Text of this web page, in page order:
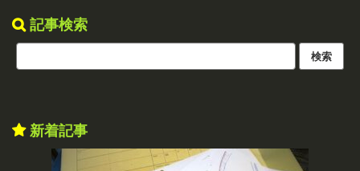
記事検索
新着記事